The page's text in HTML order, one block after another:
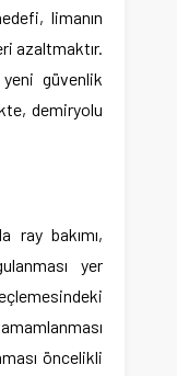
limanın
azaltmaktır.
güvenlik
demiryolu
ray bakımı,
yer
öncelikli